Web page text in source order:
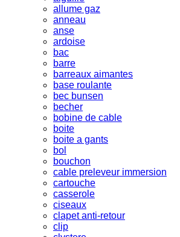
allume gaz
anneau
anse
ardoise
bac
barre
barreaux aimantes
base roulante
bec bunsen
becher
bobine de cable
boite
boite a gants
bol
bouchon
cable preleveur immersion
cartouche
casserole
ciseaux
clapet anti-retour
clip